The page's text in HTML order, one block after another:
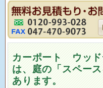
カーポート ウッド
は、庭の「スペー
あります。